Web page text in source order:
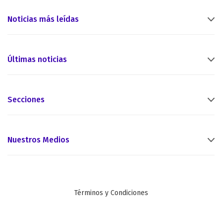
Noticias más leídas
Últimas noticias
Secciones
Nuestros Medios
Términos y Condiciones